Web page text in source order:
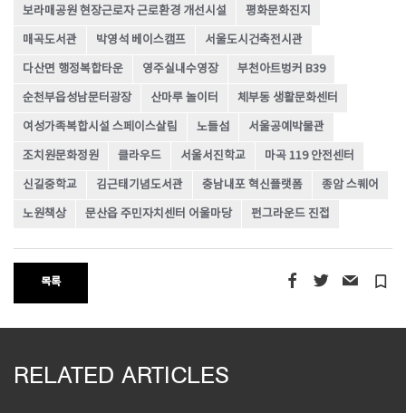
보라매공원 현장근로자 근로환경 개선시설 평화문화진지
매곡도서관 박영석 베이스캠프 서울도시건축전시관
다산면 행정복합타운 영주실내수영장 부천아트벙커 B39
순천부읍성남문터광장 산마루 놀이터 체부동 생활문화센터
여성가족복합시설 스페이스살림 노들섬 서울공예박물관
조치원문화정원 클라우드 서울서진학교 마곡 119 안전센터
신길중학교 김근태기념도서관 충남내포 혁신플랫폼 종암 스퀘어
노원책상 문산읍 주민자치센터 어울마당 펀그라운드 진접
목록 turned_in_not
RELATED ARTICLES